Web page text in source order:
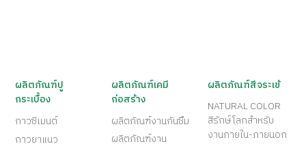
ผลิตภัณฑ์ปู
กระเบื้อง
กาวซีเมนต์
กาวยาแนว
ผลิตภัณฑ์เคมี
ก่อสร้าง
ผลิตภัณฑ์งานกันซึม
ผลิตภัณฑ์งาน
ผลิตภัณฑ์สีจระเข้
NATURAL COLOR
สีรักษ์โลกสำหรับ
งานภายใน-ภายนอก